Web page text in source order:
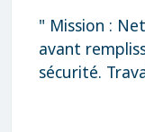
d'un silo à
Bonnes
propre. Équipe